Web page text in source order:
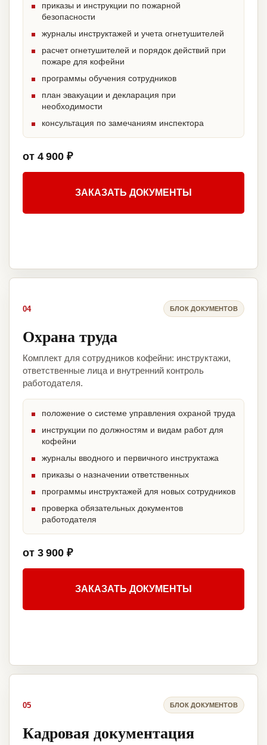
приказы и инструкции по пожарной
безопасности
журналы инструктажей и учета огнетушителей
расчет огнетушителей и порядок действий при
пожаре для кофейни
программы обучения сотрудников
план эвакуации и декларация при
необходимости
консультация по замечаниям инспектора
от 4 900 ₽
ЗАКАЗАТЬ ДОКУМЕНТЫ
04 БЛОК ДОКУМЕНТОВ
Охрана труда
Комплект для сотрудников кофейни: инструктажи,
ответственные лица и внутренний контроль
работодателя.
положение о системе управления охраной труда
инструкции по должностям и видам работ для
кофейни
журналы вводного и первичного инструктажа
приказы о назначении ответственных
программы инструктажей для новых сотрудников
проверка обязательных документов
работодателя
от 3 900 ₽
ЗАКАЗАТЬ ДОКУМЕНТЫ
05 БЛОК ДОКУМЕНТОВ
Кадровая документация